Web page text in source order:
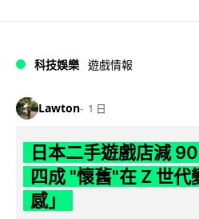
科技娛樂 遊戲情報
Lawton 1 日
日本二手遊戲店減
四成 "懷舊"在 Z 世代
感」